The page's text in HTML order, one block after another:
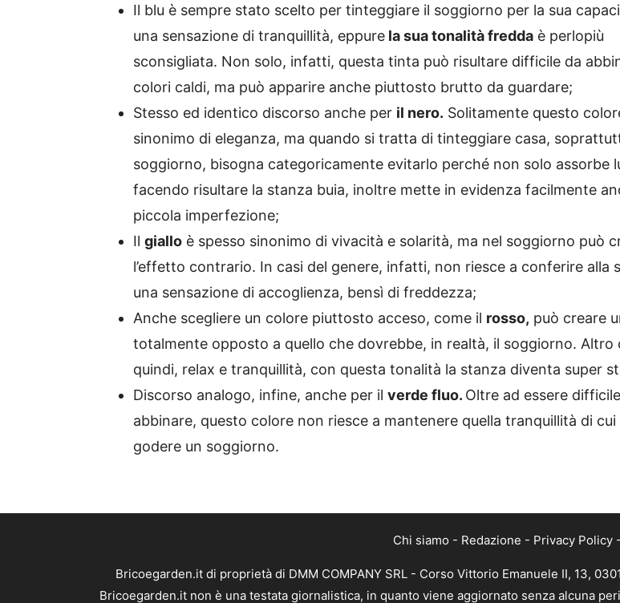
Il blu è sempre stato scelto per tinteggiare il soggiorno per la sua
una sensazione di tranquillità, eppure la sua tonalità fredda è perlopiù
sconsigliata. Non solo, infatti, questa tinta può risultare difficile da
colori caldi, ma può apparire anche piuttosto brutto da guardare;
Stesso ed identico discorso anche per il nero. Solitamente questo
sinonimo di eleganza, ma quando si tratta di tinteggiare casa,
soggiorno, bisogna categoricamente evitarlo perché non solo assorbe
facendo risultare la stanza buia, inoltre mette in evidenza facilmente
piccola imperfezione;
Il giallo è spesso sinonimo di vivacità e solarità, ma nel soggiorno può
l’effetto contrario. In casi del genere, infatti, non riesce a conferire alla
una sensazione di accoglienza, bensì di freddezza;
Anche scegliere un colore piuttosto acceso, come il rosso, può creare
totalmente opposto a quello che dovrebbe, in realtà, il soggiorno. Altro
quindi, relax e tranquillità, con questa tonalità la stanza diventa super
Discorso analogo, infine, anche per il verde fluo. Oltre ad essere
abbinare, questo colore non riesce a mantenere quella tranquillità di
godere un soggiorno.
Chi siamo - Redazione - Privacy Policy -
Bricoegarden.it di proprietà di DMM COMPANY SRL - Corso Vittorio Emanuele II, 13,
Bricoegarden.it non è una testata giornalistica, in quanto viene aggiornato senza alcuna